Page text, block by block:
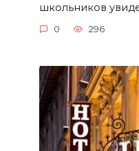
школьников
0 296